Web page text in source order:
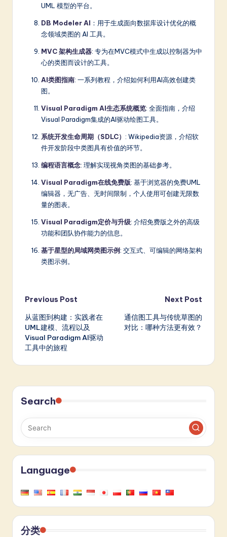
UML 模型的平台。
DB Modeler AI ：用于生成面向数据库设计优化的概
念领域类图的 AI 工具。
MVC 架构生成器: 专为在MVC模式中生成以控制器为中
心的类图而设计的工具。
AI类图指南: 一系列教程，介绍如何利用AI高效创建类
图。
Visual Paradigm AI生态系统概览: 全面指南，介绍
Visual Paradigm集成的AI驱动绘图工具。
系统开发生命周期（SDLC） : Wikipedia资源，介绍软
件开发阶段中类图具有价值的环节。
编程语言概念: 理解实现视角类图的基础参考。
Visual Paradigm在线免费版: 基于浏览器的免费UML
编辑器，无广告、无时间限制，个人使用可创建无限数
量的图表。
Visual Paradigm定价与升级: 介绍免费版之外的高级
功能和团队协作能力的信息。
基于星型的局域网类图示例: 交互式、可编辑的网络架构
类图示例。
Post
navigation
Previous Post
从蓝图到构建：实践者在
UML建模、流程以及
Visual Paradigm AI驱动
工具中的旅程
Next Post
通信图工具与传统草图的
对比：哪种方法更有效？
Search
Language
分类